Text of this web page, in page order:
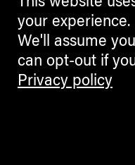
your experience.
We'll assume
can opt-out if
Privacy policy